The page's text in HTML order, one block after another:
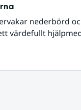
nederbörd
värdefullt